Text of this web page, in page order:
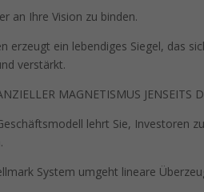
an Ihre Vision zu binden.
erzeugt ein lebendiges Siegel, das
verstärkt.
MAGNETISMUS JENSEITS
lehrt Sie, Investoren
System umgeht lineare